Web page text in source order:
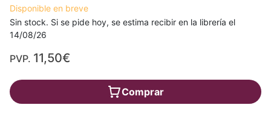
Disponible en breve
Sin stock. Si se pide hoy, se estima recibir en la librería el
14/08/26
PVP. 11,50€
Comprar